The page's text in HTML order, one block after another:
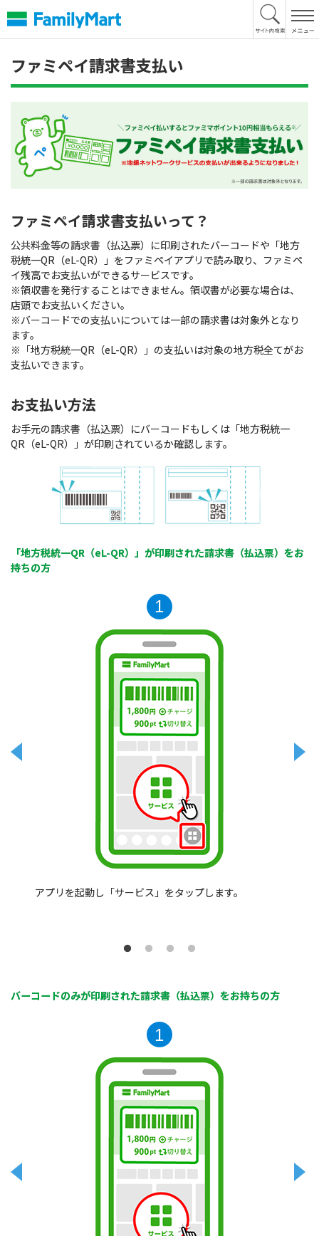
文
へ
ファミペイ請求書支払い
ファミペイ請求書支払いって？
公共料金等の請求書（払込票）に印刷されたバーコードや「地方
税統一QR（eL-QR）」をファミペイアプリで読み取り、ファミペ
イ残高でお支払いができるサービスです。
※領収書を発行することはできません。領収書が必要な場合は、
店頭でお支払いください。
※バーコードでの支払いについては一部の請求書は対象外となり
ます。
※「地方税統一QR（eL-QR）」の支払いは対象の地方税全てがお
支払いできます。
お支払い方法
お手元の請求書（払込票）にバーコードもしくは「地方税統一
QR（eL-QR）」が印刷されているか確認します。
「地方税統一QR（eL-QR）」が印刷された請求書（払込票）をお
持ちの方
アプリを起動し「サービス」をタップします。
バーコードのみが印刷された請求書（払込票）をお持ちの方